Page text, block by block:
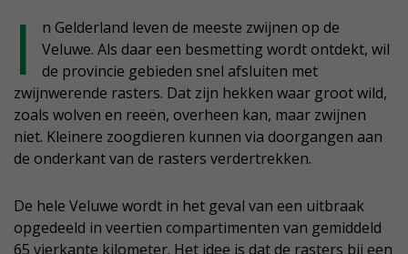
I
n Gelderland leven de meeste zwijnen op de
Veluwe. Als daar een besmetting wordt ontdekt, wil
de provincie gebieden snel afsluiten met
zwijnwerende rasters. Dat zijn hekken waar groot wild,
zoals wolven en reeën, overheen kan, maar zwijnen
niet. Kleinere zoogdieren kunnen via doorgangen aan
de onderkant van de rasters verdertrekken.
De hele Veluwe wordt in het geval van een uitbraak
opgedeeld in veertien compartimenten van gemiddeld
65 vierkante kilometer. Het idee is dat de rasters bij een